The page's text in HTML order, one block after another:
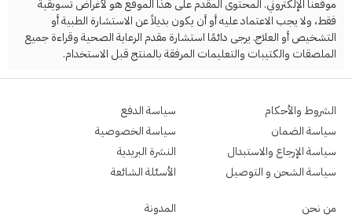
موقعنا الإلكتروني. المحتوى المقدم على هذا الموقع هو لأغراض تسويقية
فقط، ولا يجب الاعتماد عليه أو أن يكون بديلاً عن الاستشارة الطبية أو
التشخيص أو العلاج. يرجى دائمًا استشارة مقدم الرعاية الصحية وقراءة جميع
الملصقات والكتيبات والتعليمات المرفقة بالمنتج قبل الاستخدام.
الشروط والأحكام
سياسة الضمان
سياسة الإرجاع والاستبدال
سياسة الشحن و التوصيل
سياسة الدفع
سياسة الخصوصية
النشرة البريدية
الأسئلة الشائعة
من نحن
المدونة